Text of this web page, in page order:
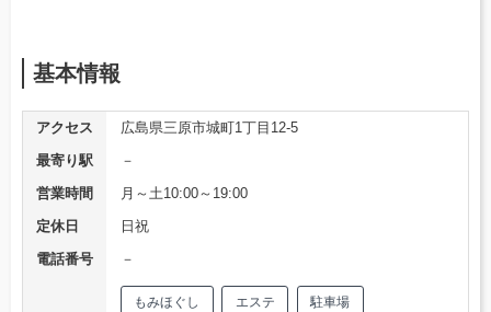
基本情報
アクセス
広島県三原市城町1丁目12-5
最寄り駅
－
営業時間
月～土10:00～19:00
定休日
日祝
電話番号
－
もみほぐし エステ 駐車場